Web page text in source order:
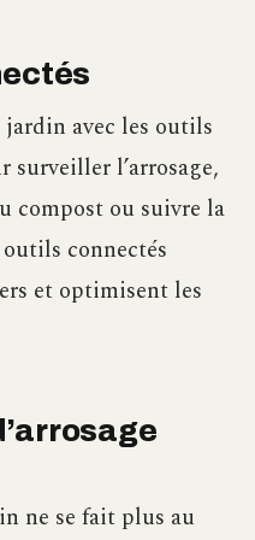
avec les outils
surveiller l’arrosage,
compost ou suivre la
connectés
et optimisent les
ne se fait plus au